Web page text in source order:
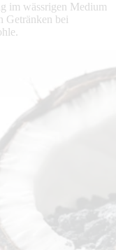
im wässrigen Medium
Getränken bei